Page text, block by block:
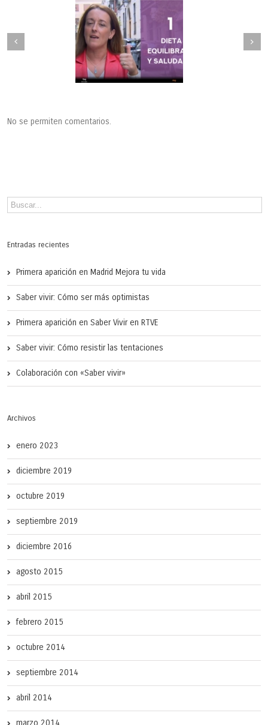
No se permiten comentarios.
Entradas recientes
Primera aparición en Madrid Mejora tu vida
Saber vivir: Cómo ser más optimistas
Primera aparición en Saber Vivir en RTVE
Saber vivir: Cómo resistir las tentaciones
Colaboración con «Saber vivir»
Archivos
enero 2023
diciembre 2019
octubre 2019
septiembre 2019
diciembre 2016
agosto 2015
abril 2015
febrero 2015
octubre 2014
septiembre 2014
abril 2014
marzo 2014